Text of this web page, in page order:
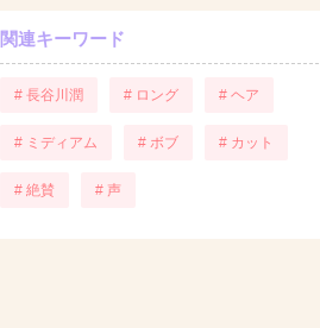
関連キーワード
# 長谷川潤 # ロング # ヘア
# ミディアム # ボブ # カット
# 絶賛 # 声